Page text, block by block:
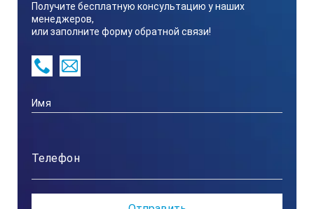
Получите бесплатную консультацию у наших
менеджеров,
или заполните форму обратной связи!